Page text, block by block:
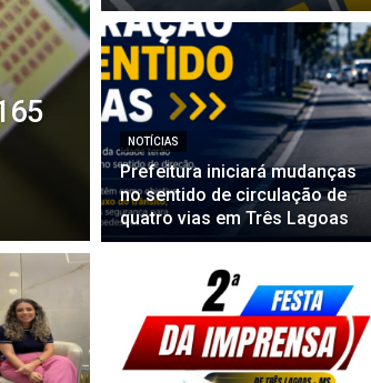
NOTÍCIAS
Prefeitura iniciará mudanças
no sentido de circulação de
quatro vias em Três Lagoas